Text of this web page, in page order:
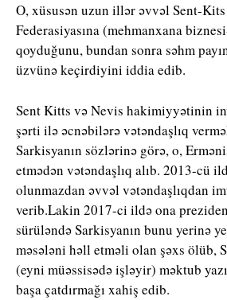
O, xüsusən uzun illər əvvəl Sent-
Federasiyasına (mehmanxana
qoyduğunu, bundan sonra səhm
üzvünə keçirdiyini iddia edib.
Sent Kitts və Nevis hakimiyyətinin
şərti ilə əcnəbilərə vətəndaşlıq
Sarkisyanın sözlərinə görə, o,
etmədən vətəndaşlıq alıb. 2013-cü
olunmazdan əvvəl vətəndaşlıqdan
verib.Lakin 2017-ci ildə ona
sürüləndə Sarkisyanın bunu yerinə
məsələni həll etməli olan şəxs ölüb,
(eyni müəssisədə işləyir) məktub
başa çatdırmağı xahiş edib.